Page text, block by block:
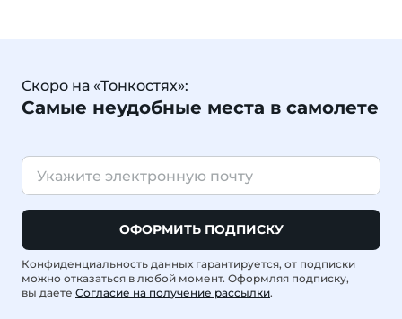
Скоро на «Тонкостях»:
Самые неудобные места в самолете
ОФОРМИТЬ ПОДПИСКУ
Конфиденциальность данных гарантируется, от подписки
можно отказаться в любой момент. Оформляя подписку,
вы даете Согласие на получение рассылки.